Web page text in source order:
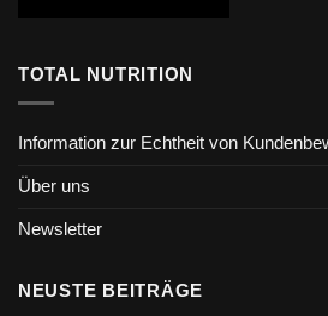
TOTAL NUTRITION
Information zur Echtheit von
Über uns
Newsletter
NEUSTE BEITRÄGE